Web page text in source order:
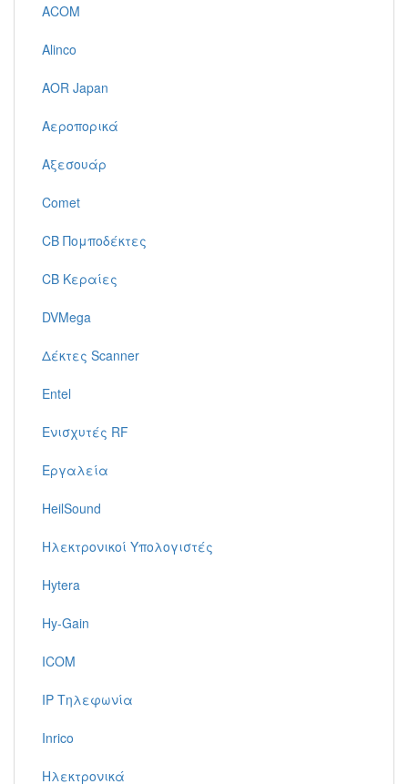
ACOM
Alinco
AOR Japan
Αεροπορικά
Αξεσουάρ
Comet
CB Πομποδέκτες
CB Κεραίες
DVMega
Δέκτες Scanner
Entel
Ενισχυτές RF
Εργαλεία
HeilSound
Ηλεκτρονικοί Υπολογιστές
Hytera
Hy-Gain
ICOM
IP Τηλεφωνία
Inrico
Ηλεκτρονικά